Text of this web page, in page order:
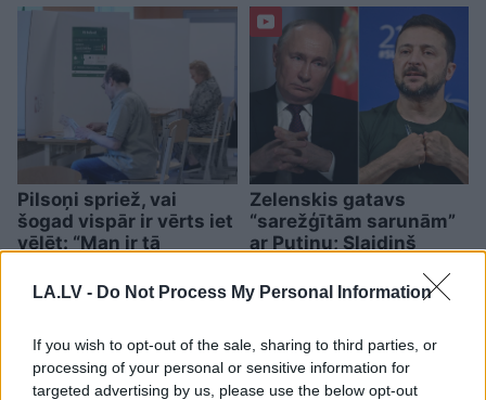
LA.LV - Do Not Process My Personal Information
If you wish to opt-out of the sale, sharing to third parties, or
processing of your personal or sensitive information for
targeted advertising by us, please use the below opt-out
Pilsoņi spriež, vai
šogad vispār ir vērts iet
vēlēt: “Man ir tā
šļura!”
Zelenskis gatavs
“sarežģītām sarunām”
ar Putinu; Slaidiņš
izšķirt